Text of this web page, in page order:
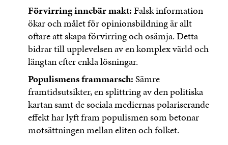
Förvirring innebär makt:Falsk information
ökar och målet för opinionsbildning är allt
oftare att skapa förvirring och osämja. Detta
bidrar till upplevelsen av en komplex värld och
längtan efter enkla lösningar.
Populismens frammarsch:Sämre
framtidsutsikter, en splittring av den politiska
kartan samt de sociala mediernas polariserande
effekt har lyft fram populismen som betonar
motsättningen mellan eliten och folket.